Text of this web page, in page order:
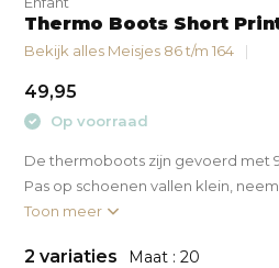
Thermo Boots Short
Bekijk alles Meisjes 86 t/m 164
49,95
Op voorraad
De thermoboots zijn gevoerd met
Pas op schoenen vallen klein,
Toon meer
2 variaties Maat : 20